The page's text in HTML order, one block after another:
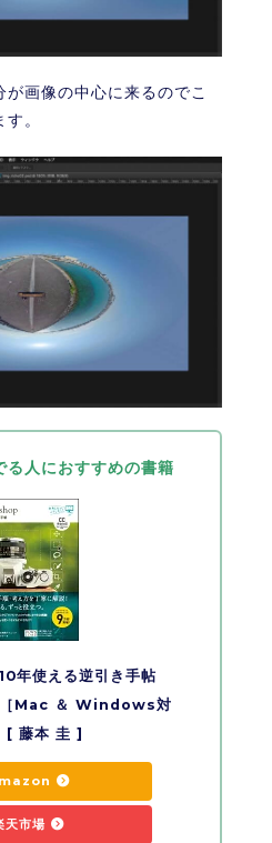
画像の中心に来るのでこ
。
る人におすすめの書籍
使える逆引き手帖
［Mac ＆ Windows対
[ 藤本 圭 ]
天市場